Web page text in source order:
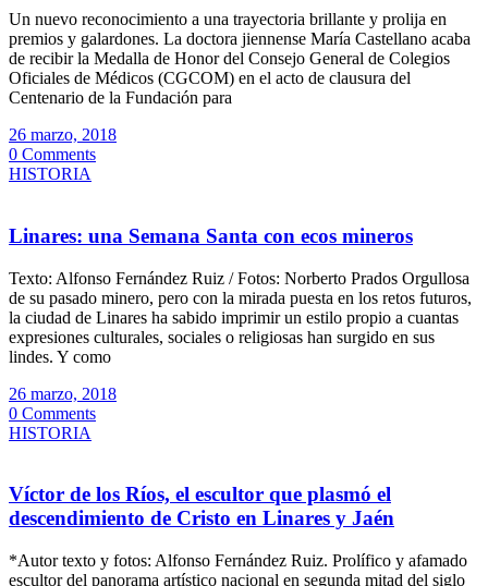
Un nuevo reconocimiento a una trayectoria brillante y prolija en
premios y galardones. La doctora jiennense María Castellano acaba
de recibir la Medalla de Honor del Consejo General de Colegios
Oficiales de Médicos (CGCOM) en el acto de clausura del
Centenario de la Fundación para
26 marzo, 2018
0 Comments
HISTORIA
Linares: una Semana Santa con ecos mineros
Texto: Alfonso Fernández Ruiz / Fotos: Norberto Prados Orgullosa
de su pasado minero, pero con la mirada puesta en los retos futuros,
la ciudad de Linares ha sabido imprimir un estilo propio a cuantas
expresiones culturales, sociales o religiosas han surgido en sus
lindes. Y como
26 marzo, 2018
0 Comments
HISTORIA
Víctor de los Ríos, el escultor que plasmó el
descendimiento de Cristo en Linares y Jaén
*Autor texto y fotos: Alfonso Fernández Ruiz. Prolífico y afamado
escultor del panorama artístico nacional en segunda mitad del siglo